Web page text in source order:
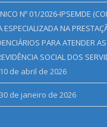
Nº 01/2026-IPSEMDE
ESPECIALIZADA NA
PARA ATENDER
SOCIAL DOS
10 de abril de 2026
30 de janeiro de 2026